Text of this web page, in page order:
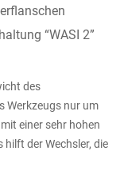
“WASI 2”
des
Werkzeugs nur um
einer sehr hohen
hilft der Wechsler, die